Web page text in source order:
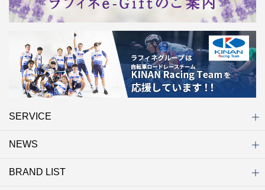
SERVICE
初めての方へ
店舗検索
キャンペーン
ラフィネ マルシェ（通販サイト）
WEB予約
よくある質問（Q&A）
サイトマップ
NEWS
ニュース一覧
お知らせ
オープン
クローズ
リニューアル
その他
BRAND LIST